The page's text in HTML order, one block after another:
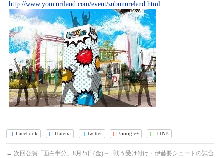
http://www.yomiuriland.com/event/zubunureland.html
Facebook Hatena twitter Google+ LINE
← 次回公演「面白半分」8月25日(金)～
戦う受け付け・伊藤要シュートの試合